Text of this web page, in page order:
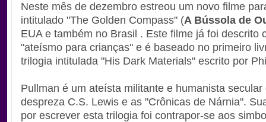
Neste mês de dezembro estreou um novo filme
intitulado "The Golden Compass" (A Bússola de
EUA e também no Brasil . Este filme já foi descrito
"ateísmo para crianças" e é baseado no primeiro
trilogia intitulada "His Dark Materials" escrito por
Pullman é um ateísta militante e humanista secular
despreza C.S. Lewis e as "Crônicas de Nárnia".
por escrever esta trilogia foi contrapor-se aos